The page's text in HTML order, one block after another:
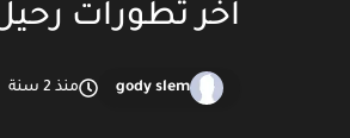
آخر تطورات
gody slem منذ 2 سنة